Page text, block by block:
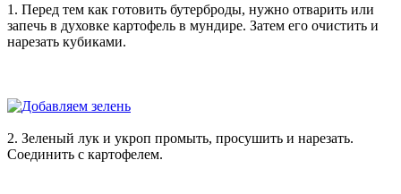
1. Перед тем как готовить бутерброды, нужно отварить или
запечь в духовке картофель в мундире. Затем его очистить и
нарезать кубиками.
2. Зеленый лук и укроп промыть, просушить и нарезать.
Соединить с картофелем.